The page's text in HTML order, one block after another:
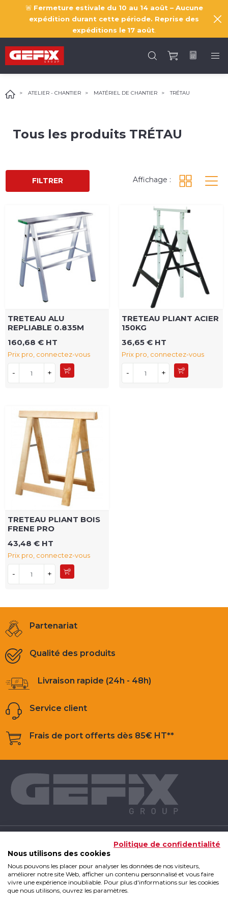
🚨 Fermeture estivale du 10 au 14 août – Aucune
expédition durant cette période. Reprise des
expéditions le 17 août
ATELIER - CHANTIER MATÉRIEL DE CHANTIER TRÉTAU
Tous les produits TRÉTAU
FILTRER Affichage :
TRETEAU ALU
REPLIABLE 0.835M
160,68 € HT
Prix pro, connectez-vous
- +
TRETEAU PLIANT ACIER
150KG
36,65 € HT
Prix pro, connectez-vous
- +
TRETEAU PLIANT BOIS
FRENE PRO
43,48 € HT
Prix pro, connectez-vous
- +
Partenariat
Qualité des produits
Livraison rapide (24h - 48h)
Service client
Frais de port offerts dès 85€ HT**
INFOS UTILES
Politique de confidentialité
Nous utilisons des cookies
Nous pouvons les placer pour analyser les données de nos visiteurs,
améliorer notre site Web, afficher un contenu personnalisé et vous faire
vivre une expérience inoubliable. Pour plus d'informations sur les cookies
que nous utilisons, ouvrez les paramètres.